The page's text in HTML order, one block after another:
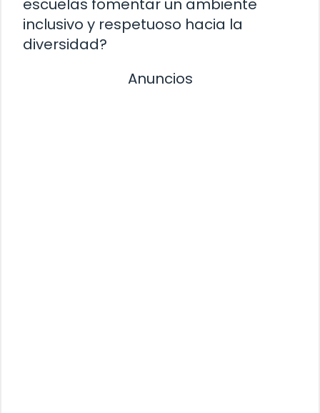
escuelas fomentar un ambiente
inclusivo y respetuoso hacia la
diversidad?
Anuncios